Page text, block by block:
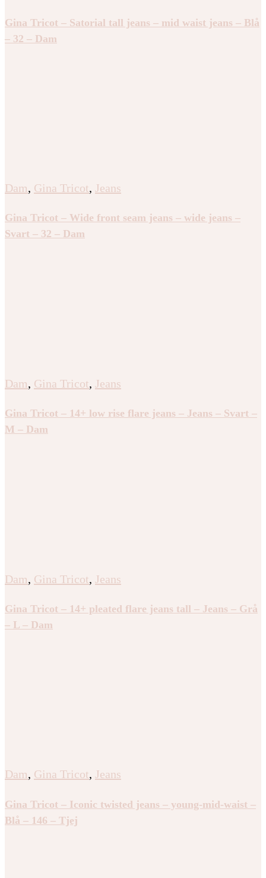
Gina Tricot – Satorial tall jeans – mid waist jeans – Blå
– 32 – Dam
Dam, Gina Tricot, Jeans
Gina Tricot – Wide front seam jeans – wide jeans –
Svart – 32 – Dam
Dam, Gina Tricot, Jeans
Gina Tricot – 14+ low rise flare jeans – Jeans – Svart –
M – Dam
Dam, Gina Tricot, Jeans
Gina Tricot – 14+ pleated flare jeans tall – Jeans – Grå
– L – Dam
Dam, Gina Tricot, Jeans
Gina Tricot – Iconic twisted jeans – young-mid-waist –
Blå – 146 – Tjej